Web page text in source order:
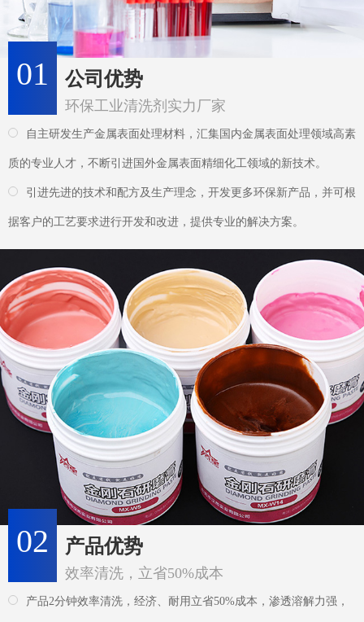
引进先进的技术和配方及生产理念，开发更多环保新产品，并可根
据客户的工艺要求进行开发和改进，提供专业的解决方案。
02 产品优势
效率清洗，立省50%成本
产品2分钟效率清洗，经济、耐用立省50%成本，渗透溶解力强，
360度盲孔、重油污清洗彻底。
20多个领域广泛应用，如各种超声波清洗机、振动研磨机、滚筒研
磨机、离心研磨机等设备清洗、除油、抛光、研磨等工序加工。